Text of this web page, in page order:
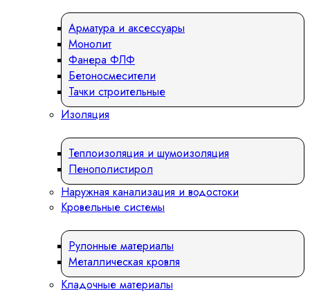
Арматура и аксессуары
Монолит
Фанера ФЛФ
Бетоносмесители
Тачки строительные
Изоляция
Теплоизоляция и шумоизоляция
Пенополистирол
Наружная канализация и водостоки
Кровельные системы
Рулонные материалы
Металлическая кровля
Кладочные материалы